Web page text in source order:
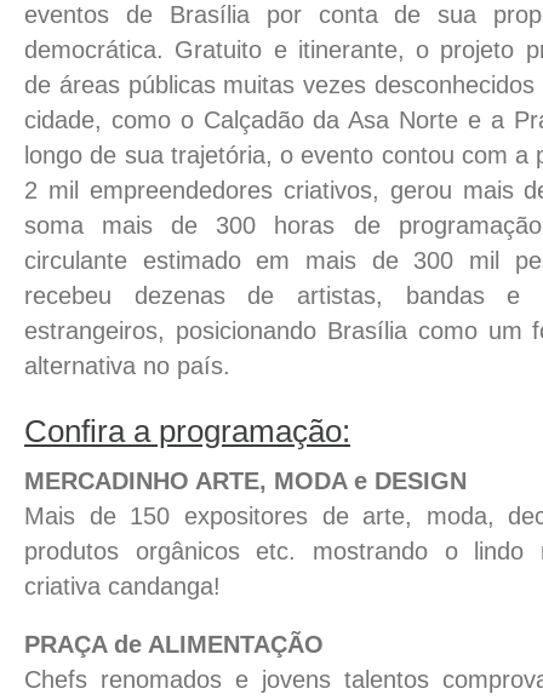
eventos de Brasília por conta de sua
democrática. Gratuito e itinerante, o projeto
de áreas públicas muitas vezes
cidade, como o Calçadão da Asa Norte e a
longo de sua trajetória, o evento contou com a
2 mil empreendedores criativos, gerou mais
soma mais de 300 horas de
circulante estimado em mais de 300 mil
recebeu dezenas de artistas, bandas e
estrangeiros, posicionando Brasília como um
alternativa no país.
Confira a programação:
MERCADINHO ARTE, MODA e DESIGN
Mais de 150 expositores de arte, moda,
produtos orgânicos etc. mostrando o lindo
criativa candanga!
PRAÇA de ALIMENTAÇÃO
Chefs renomados e jovens talentos